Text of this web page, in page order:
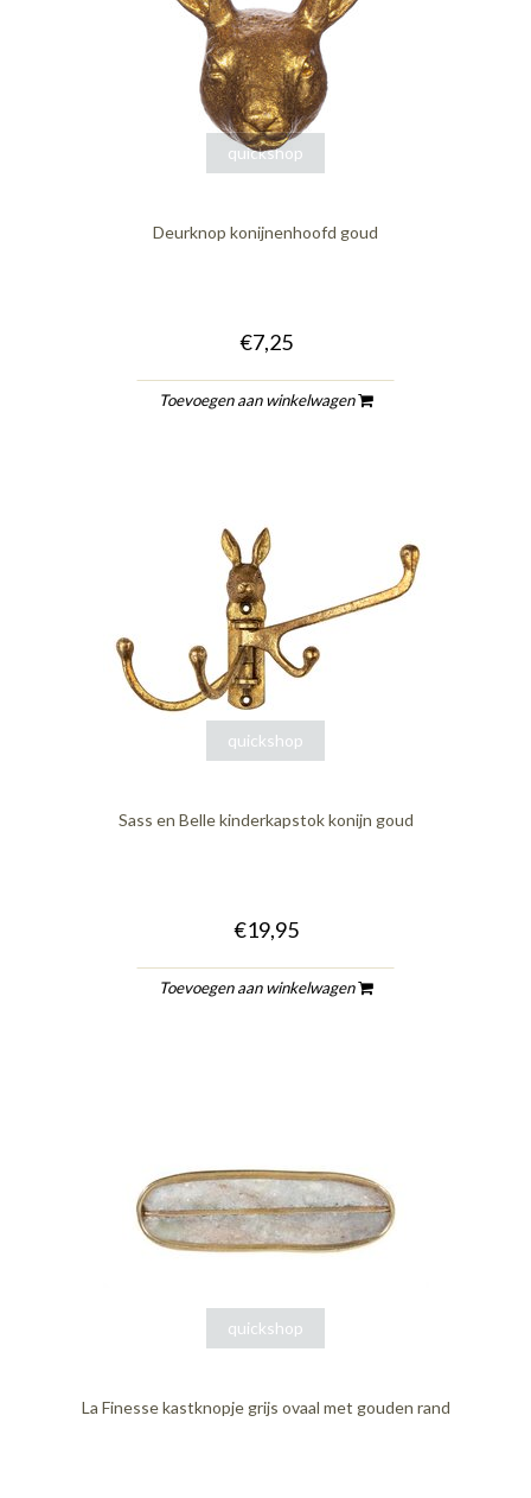
quickshop
Deurknop konijnenhoofd goud
€7,25
Toevoegen aan winkelwagen
quickshop
Sass en Belle kinderkapstok konijn goud
€19,95
Toevoegen aan winkelwagen
quickshop
La Finesse kastknopje grijs ovaal met gouden rand